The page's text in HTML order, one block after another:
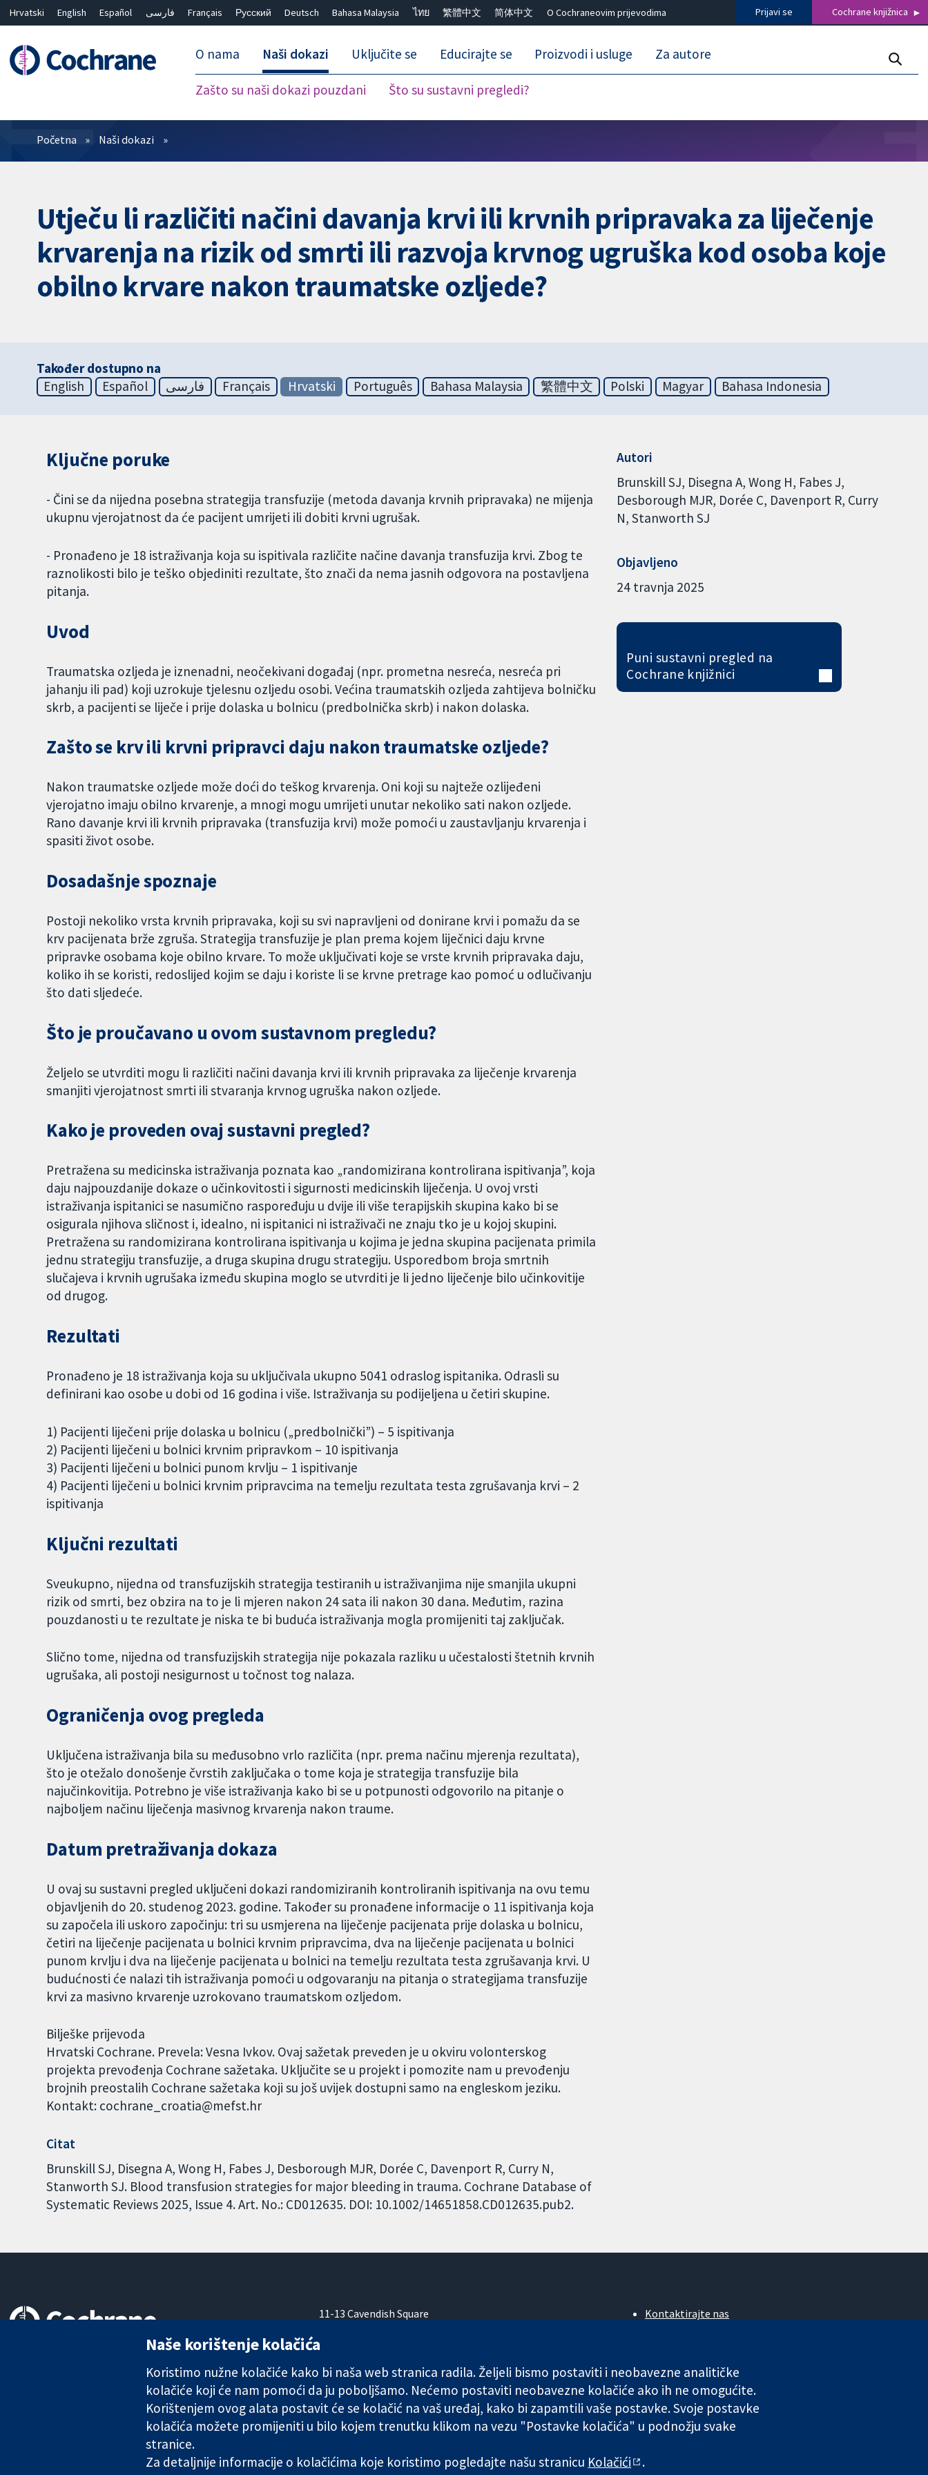
Hrvatski English Español فارسی Français Русский Deutsch Bahasa Malaysia ไทย 繁體中文 简体中文 O Cochraneovim prijevodima Prijavi se Cochrane knjižnica
O nama Naši dokazi
Zašto su naši dokazi pouzdani Što su sustavni pregledi?
Uključite se Educirajte se Proizvodi i usluge Za autore
Prečistači
Početna Naši dokazi
Utječu li različiti načini davanja krvi ili krvnih pripravaka za liječenje
krvarenja na rizik od smrti ili razvoja krvnog ugruška kod osoba koje
obilno krvare nakon traumatske ozljede?
Također dostupno na
English
Español فارسی Français Hrvatski Português Bahasa Malaysia 繁體中文 Polski Magyar Bahasa Indonesia
Ključne poruke
- Čini se da nijedna posebna strategija transfuzije (metoda davanja krvnih pripravaka) ne mijenja
ukupnu vjerojatnost da će pacijent umrijeti ili dobiti krvni ugrušak.
- Pronađeno je 18 istraživanja koja su ispitivala različite načine davanja transfuzija krvi. Zbog te
raznolikosti bilo je teško objediniti rezultate, što znači da nema jasnih odgovora na postavljena
pitanja.
Uvod
Traumatska ozljeda je iznenadni, neočekivani događaj (npr. prometna nesreća, nesreća pri
jahanju ili pad) koji uzrokuje tjelesnu ozljedu osobi. Većina traumatskih ozljeda zahtijeva bolničku
skrb, a pacijenti se liječe i prije dolaska u bolnicu (predbolnička skrb) i nakon dolaska.
Zašto se krv ili krvni pripravci daju nakon traumatske ozljede?
Nakon traumatske ozljede može doći do teškog krvarenja. Oni koji su najteže ozlijeđeni
vjerojatno imaju obilno krvarenje, a mnogi mogu umrijeti unutar nekoliko sati nakon ozljede.
Rano davanje krvi ili krvnih pripravaka (transfuzija krvi) može pomoći u zaustavljanju krvarenja i
spasiti život osobe.
Dosadašnje spoznaje
Postoji nekoliko vrsta krvnih pripravaka, koji su svi napravljeni od donirane krvi i pomažu da se
krv pacijenata brže zgruša. Strategija transfuzije je plan prema kojem liječnici daju krvne
pripravke osobama koje obilno krvare. To može uključivati ​​koje se vrste krvnih pripravaka daju,
koliko ih se koristi, redoslijed kojim se daju i koriste li se krvne pretrage kao pomoć u odlučivanju
što dati sljedeće.
Što je proučavano u ovom sustavnom pregledu?
Željelo se utvrditi mogu li različiti načini davanja krvi ili krvnih pripravaka za liječenje krvarenja
smanjiti vjerojatnost smrti ili stvaranja krvnog ugruška nakon ozljede.
Kako je proveden ovaj sustavni pregled?
Pretražena su medicinska istraživanja poznata kao „randomizirana kontrolirana ispitivanja”, koja
daju najpouzdanije dokaze o učinkovitosti i sigurnosti medicinskih liječenja. U ovoj vrsti
istraživanja ispitanici se nasumično raspoređuju u dvije ili više terapijskih skupina kako bi se
osigurala njihova sličnost i, idealno, ni ispitanici ni istraživači ne znaju tko je u kojoj skupini.
Pretražena su randomizirana kontrolirana ispitivanja u kojima je jedna skupina pacijenata primila
jednu strategiju transfuzije, a druga skupina drugu strategiju. Usporedbom broja smrtnih
slučajeva i krvnih ugrušaka između skupina moglo se utvrditi je li jedno liječenje bilo učinkovitije
od drugog.
Rezultati
Pronađeno je 18 istraživanja koja su uključivala ukupno 5041 odraslog ispitanika. Odrasli su
definirani kao osobe u dobi od 16 godina i više. Istraživanja su podijeljena u četiri skupine.
1) Pacijenti liječeni prije dolaska u bolnicu („predbolnički”) – 5 ispitivanja
2) Pacijenti liječeni u bolnici krvnim pripravkom – 10 ispitivanja
3) Pacijenti liječeni u bolnici punom krvlju – 1 ispitivanje
4) Pacijenti liječeni u bolnici krvnim pripravcima na temelju rezultata testa zgrušavanja krvi – 2
ispitivanja
Ključni rezultati
Sveukupno, nijedna od transfuzijskih strategija testiranih u istraživanjima nije smanjila ukupni
rizik od smrti, bez obzira na to je li mjeren nakon 24 sata ili nakon 30 dana. Međutim, razina
pouzdanosti u te rezultate je niska te bi buduća istraživanja mogla promijeniti taj zaključak.
Slično tome, nijedna od transfuzijskih strategija nije pokazala razliku u učestalosti štetnih krvnih
ugrušaka, ali postoji nesigurnost u točnost tog nalaza.
Ograničenja ovog pregleda
Uključena istraživanja bila su međusobno vrlo različita (npr. prema načinu mjerenja rezultata),
što je otežalo donošenje čvrstih zaključaka o tome koja je strategija transfuzije bila
najučinkovitija. Potrebno je više istraživanja kako bi se u potpunosti odgovorilo na pitanje o
najboljem načinu liječenja masivnog krvarenja nakon traume.
Datum pretraživanja dokaza
U ovaj su sustavni pregled uključeni dokazi randomiziranih kontroliranih ispitivanja na ovu temu
objavljenih do 20. studenog 2023. godine. Također su pronađene informacije o 11 ispitivanja koja
su započela ili uskoro započinju: tri su usmjerena na liječenje pacijenata prije dolaska u bolnicu,
četiri na liječenje pacijenata u bolnici krvnim pripravcima, dva na liječenje pacijenata u bolnici
punom krvlju i dva na liječenje pacijenata u bolnici na temelju rezultata testa zgrušavanja krvi. U
budućnosti će nalazi tih istraživanja pomoći u odgovaranju na pitanja o strategijama transfuzije
krvi za masivno krvarenje uzrokovano traumatskom ozljedom.
Bilješke prijevoda
Hrvatski Cochrane. Prevela: Vesna Ivkov. Ovaj sažetak preveden je u okviru volonterskog
projekta prevođenja Cochrane sažetaka. Uključite se u projekt i pomozite nam u prevođenju
brojnih preostalih Cochrane sažetaka koji su još uvijek dostupni samo na engleskom jeziku.
Kontakt: cochrane_croatia@mefst.hr
Citat
Brunskill SJ, Disegna A, Wong H, Fabes J, Desborough MJR, Dorée C, Davenport R, Curry N,
Stanworth SJ. Blood transfusion strategies for major bleeding in trauma. Cochrane Database of
Systematic Reviews 2025, Issue 4. Art. No.: CD012635. DOI: 10.1002/14651858.CD012635.pub2.
Autori
Brunskill SJ Disegna A Wong H Fabes J
Desborough MJR Dorée C Davenport R Curry
N Stanworth SJ
Objavljeno
24 travnja 2025
Puni sustavni pregled na
Cochrane knjižnici
11-13 Cavendish Square
W1G 0AN
Kontaktirajte nas
Poslovi
Cochrane Library
The Cochrane Collaboration is a charity (no. 1045921) and a company limited by guarantee (no. 03044323) registered in England & Wales. VAT registration number GB 718 2127 49.
Copyright © 2026 The Cochrane Collaboration Uvjeti korištenja|Odricanje od odgovornosti
Naše korištenje kolačića
Koristimo nužne kolačiće kako bi naša web stranica radila. Željeli bismo postaviti i neobavezne analitičke
kolačiće koji će nam pomoći da ju poboljšamo. Nećemo postaviti neobavezne kolačiće ako ih ne omogućite.
Korištenjem ovog alata postavit će se kolačić na vaš uređaj, kako bi zapamtili vaše postavke. Svoje postavke
kolačića možete promijeniti u bilo kojem trenutku klikom na vezu "Postavke kolačića" u podnožju svake
stranice.
Za detaljnije informacije o kolačićima koje koristimo pogledajte našu stranicu Kolačići .